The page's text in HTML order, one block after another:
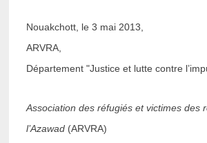
Nouakchott, le 3 mai 2013,
ARVRA,
Département "Justice et lutte contre
Association des réfugiés et victimes des
l’Azawad(ARVRA)